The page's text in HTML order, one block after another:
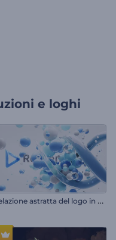
e loghi
R
ivelazione astratta del logo in 3D